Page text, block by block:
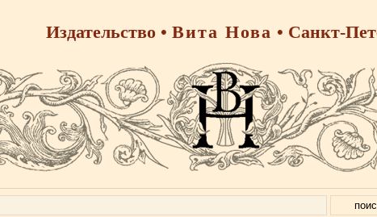
Издательство • Вита Нова • Санкт-